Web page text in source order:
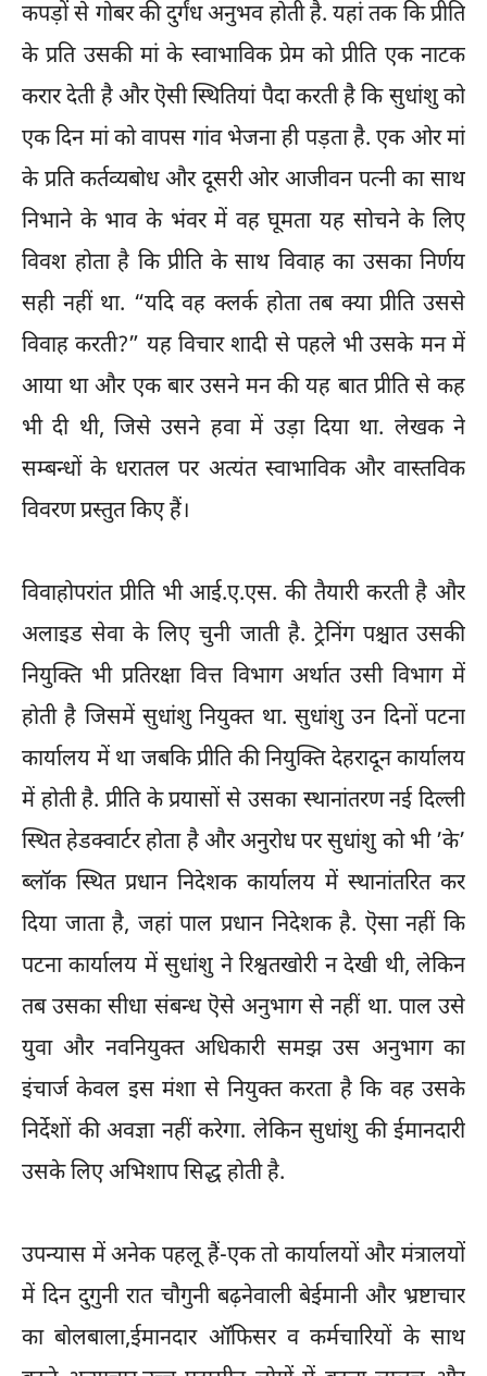
कपड़ों से गोबर की दुर्गंध अनुभव होती है. यहां तक कि प्रीति
के प्रति उसकी मां के स्वाभाविक प्रेम को प्रीति एक नाटक
करार देती है और ऎसी स्थितियां पैदा करती है कि सुधांशु को
एक दिन मां को वापस गांव भेजना ही पड़ता है. एक ओर मां
के प्रति कर्तव्यबोध और दूसरी ओर आजीवन पत्नी का साथ
निभाने के भाव के भंवर में वह घूमता यह सोचने के लिए
विवश होता है कि प्रीति के साथ विवाह का उसका निर्णय
सही नहीं था. “यदि वह क्लर्क होता तब क्या प्रीति उससे
विवाह करती?” यह विचार शादी से पहले भी उसके मन में
आया था और एक बार उसने मन की यह बात प्रीति से कह
भी दी थी, जिसे उसने हवा में उड़ा दिया था. लेखक ने
सम्बन्धों के धरातल पर अत्यंत स्वाभाविक और वास्तविक
विवरण प्रस्तुत किए हैं।
विवाहोपरांत प्रीति भी आई.ए.एस. की तैयारी करती है और
अलाइड सेवा के लिए चुनी जाती है. ट्रेनिंग पश्चात उसकी
नियुक्ति भी प्रतिरक्षा वित्त विभाग अर्थात उसी विभाग में
होती है जिसमें सुधांशु नियुक्त था. सुधांशु उन दिनों पटना
कार्यालय में था जबकि प्रीति की नियुक्ति देहरादून कार्यालय
में होती है. प्रीति के प्रयासों से उसका स्थानांतरण नई दिल्ली
स्थित हेडक्वार्टर होता है और अनुरोध पर सुधांशु को भी ’के’
ब्लॉक स्थित प्रधान निदेशक कार्यालय में स्थानांतरित कर
दिया जाता है, जहां पाल प्रधान निदेशक है. ऎसा नहीं कि
पटना कार्यालय में सुधांशु ने रिश्वतखोरी न देखी थी, लेकिन
तब उसका सीधा संबन्ध ऎसे अनुभाग से नहीं था. पाल उसे
युवा और नवनियुक्त अधिकारी समझ उस अनुभाग का
इंचार्ज केवल इस मंशा से नियुक्त करता है कि वह उसके
निर्देशों की अवज्ञा नहीं करेगा. लेकिन सुधांशु की ईमानदारी
उसके लिए अभिशाप सिद्ध होती है.
उपन्यास में अनेक पहलू हैं-एक तो कार्यालयों और मंत्रालयों
में दिन दुगुनी रात चौगुनी बढ़नेवाली बेईमानी और भ्रष्टाचार
का बोलबाला,ईमानदार ऑफिसर व कर्मचारियों के साथ